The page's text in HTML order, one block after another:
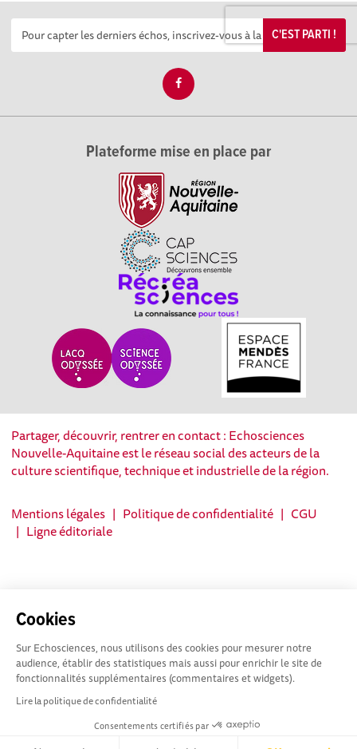
Cookies
Sur Echosciences, nous utilisons des cookies pour mesurer notre
audience, établir des statistiques mais aussi pour enrichir le site de
fonctionnalités supplémentaires (commentaires et widgets).
Lire la politique de confidentialité
Consentements certifiés par
C'EST PARTI !
Plateforme mise en place par
Partager, découvrir, rentrer en contact : Echosciences
Nouvelle-Aquitaine est le réseau social des acteurs de la
culture scientifique, technique et industrielle de la région.
Mentions légales | Politique de confidentialité | CGU
| Ligne éditoriale